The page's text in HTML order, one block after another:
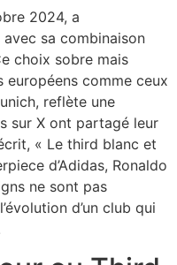
2024, a
sa combinaison
choix sobre mais
européens comme ceux
reflète une
sur X ont partagé leur
« Le third blanc et
d’Adidas, Ronaldo
ne sont pas
d’un club qui